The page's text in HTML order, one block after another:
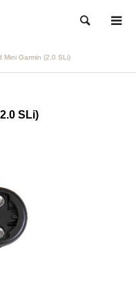
検索
Mini Garmin (2.0 SLi)
SLi)